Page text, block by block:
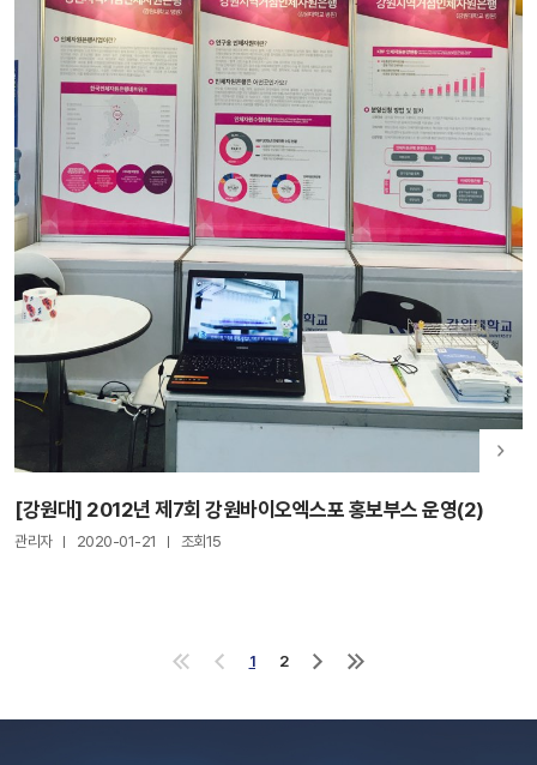
[강원대] 2012년 제7회 강원바이오엑스포 홍보부스 운영(2)
관리자 2020-01-21 조회15
1
2